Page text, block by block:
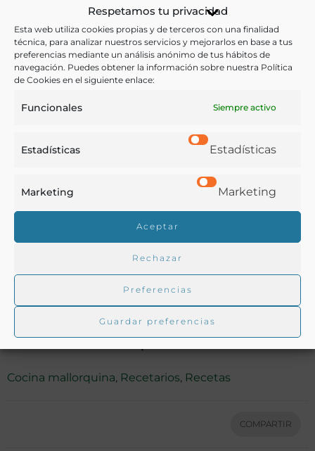
Respetamos tu privacidad
Esta web utiliza cookies propias y de terceros con una finalidad
técnica, para analizar nuestros servicios y mejorarlos en base a tus
preferencias mediante un análisis anónimo de tus hábitos de
navegación. Puedes obtener la información sobre nuestra Política
de Cookies en el siguiente enlace:
Funcionales Siempre activo
Estadísticas Estadísticas
Marketing Marketing
Aceptar
Rechazar
Preferencias
Guardar preferencias
elevado de Mallorca. Tras trabajar para un caballero en
Palma, fue reclutado para el servicio militar y
destinado a las cocinas. Al concluir su servicio, se casó
y entró a trabajar en una fonda como cocinero
mientras su mujer ejercía de sirvienta de una dama
vivir en su propia casa, la fonda quebró y la señora
ambos se sintieron responsables. A modo de
conocimientos y reflejarlos en un libro.
Ver más libros de estas materias:
Cocina mallorquina, Recetarios, Recetas
COMPARTIR